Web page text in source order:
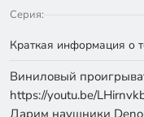
Серия:
Краткая информация о
Виниловый
https://youtu.be/
Дарим наушники